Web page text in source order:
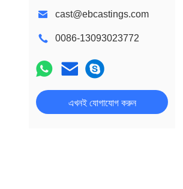
cast@ebcastings.com
0086-13093023772
এখনই যোগাযোগ করুন